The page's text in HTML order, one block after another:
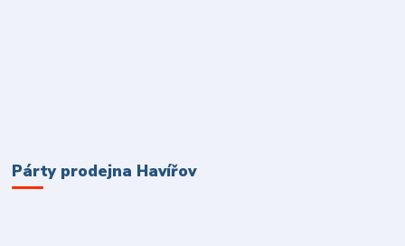
Párty prodejna Havířov